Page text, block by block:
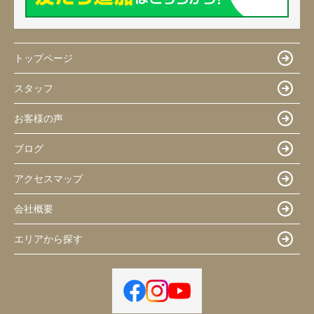
トップページ
スタッフ
お客様の声
ブログ
アクセスマップ
会社概要
エリアから探す